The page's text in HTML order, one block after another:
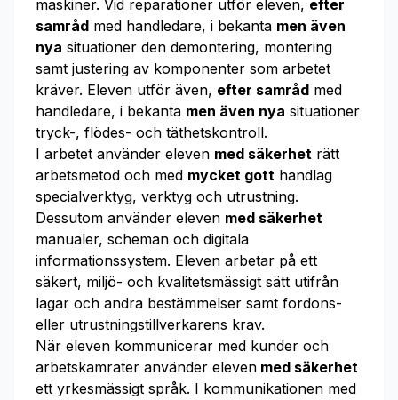
maskiner. Vid reparationer utför eleven, efter
samråd med handledare, i bekanta men även
nya situationer den demontering, montering
samt justering av komponenter som arbetet
kräver. Eleven utför även, efter samråd med
handledare, i bekanta men även nya situationer
tryck-, flödes- och täthetskontroll.
I arbetet använder eleven med säkerhet rätt
arbetsmetod och med mycket gott handlag
specialverktyg, verktyg och utrustning.
Dessutom använder eleven med säkerhet
manualer, scheman och digitala
informationssystem. Eleven arbetar på ett
säkert, miljö- och kvalitetsmässigt sätt utifrån
lagar och andra bestämmelser samt fordons-
eller utrustningstillverkarens krav.
När eleven kommunicerar med kunder och
arbetskamrater använder eleven med säkerhet
ett yrkesmässigt språk. I kommunikationen med